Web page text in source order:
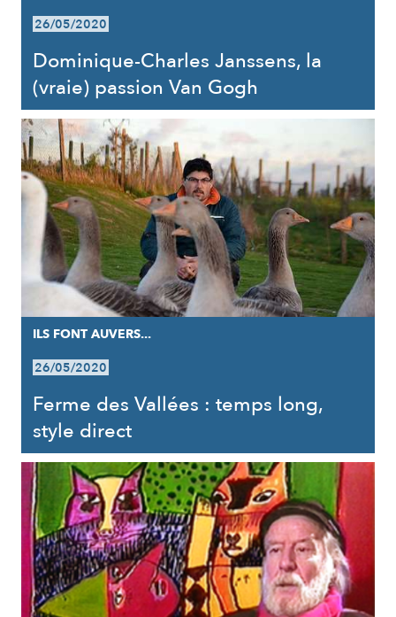
26/05/2020
Dominique-Charles Janssens, la
(vraie) passion Van Gogh
ILS FONT AUVERS...
26/05/2020
Ferme des Vallées : temps long,
style direct